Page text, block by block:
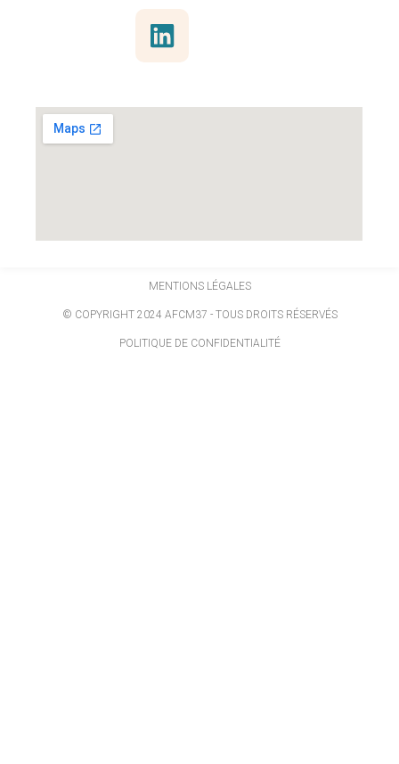
MENTIONS LÉGALES
© COPYRIGHT 2024 AFCM37 - TOUS DROITS RÉSERVÉS
POLITIQUE DE CONFIDENTIALITÉ